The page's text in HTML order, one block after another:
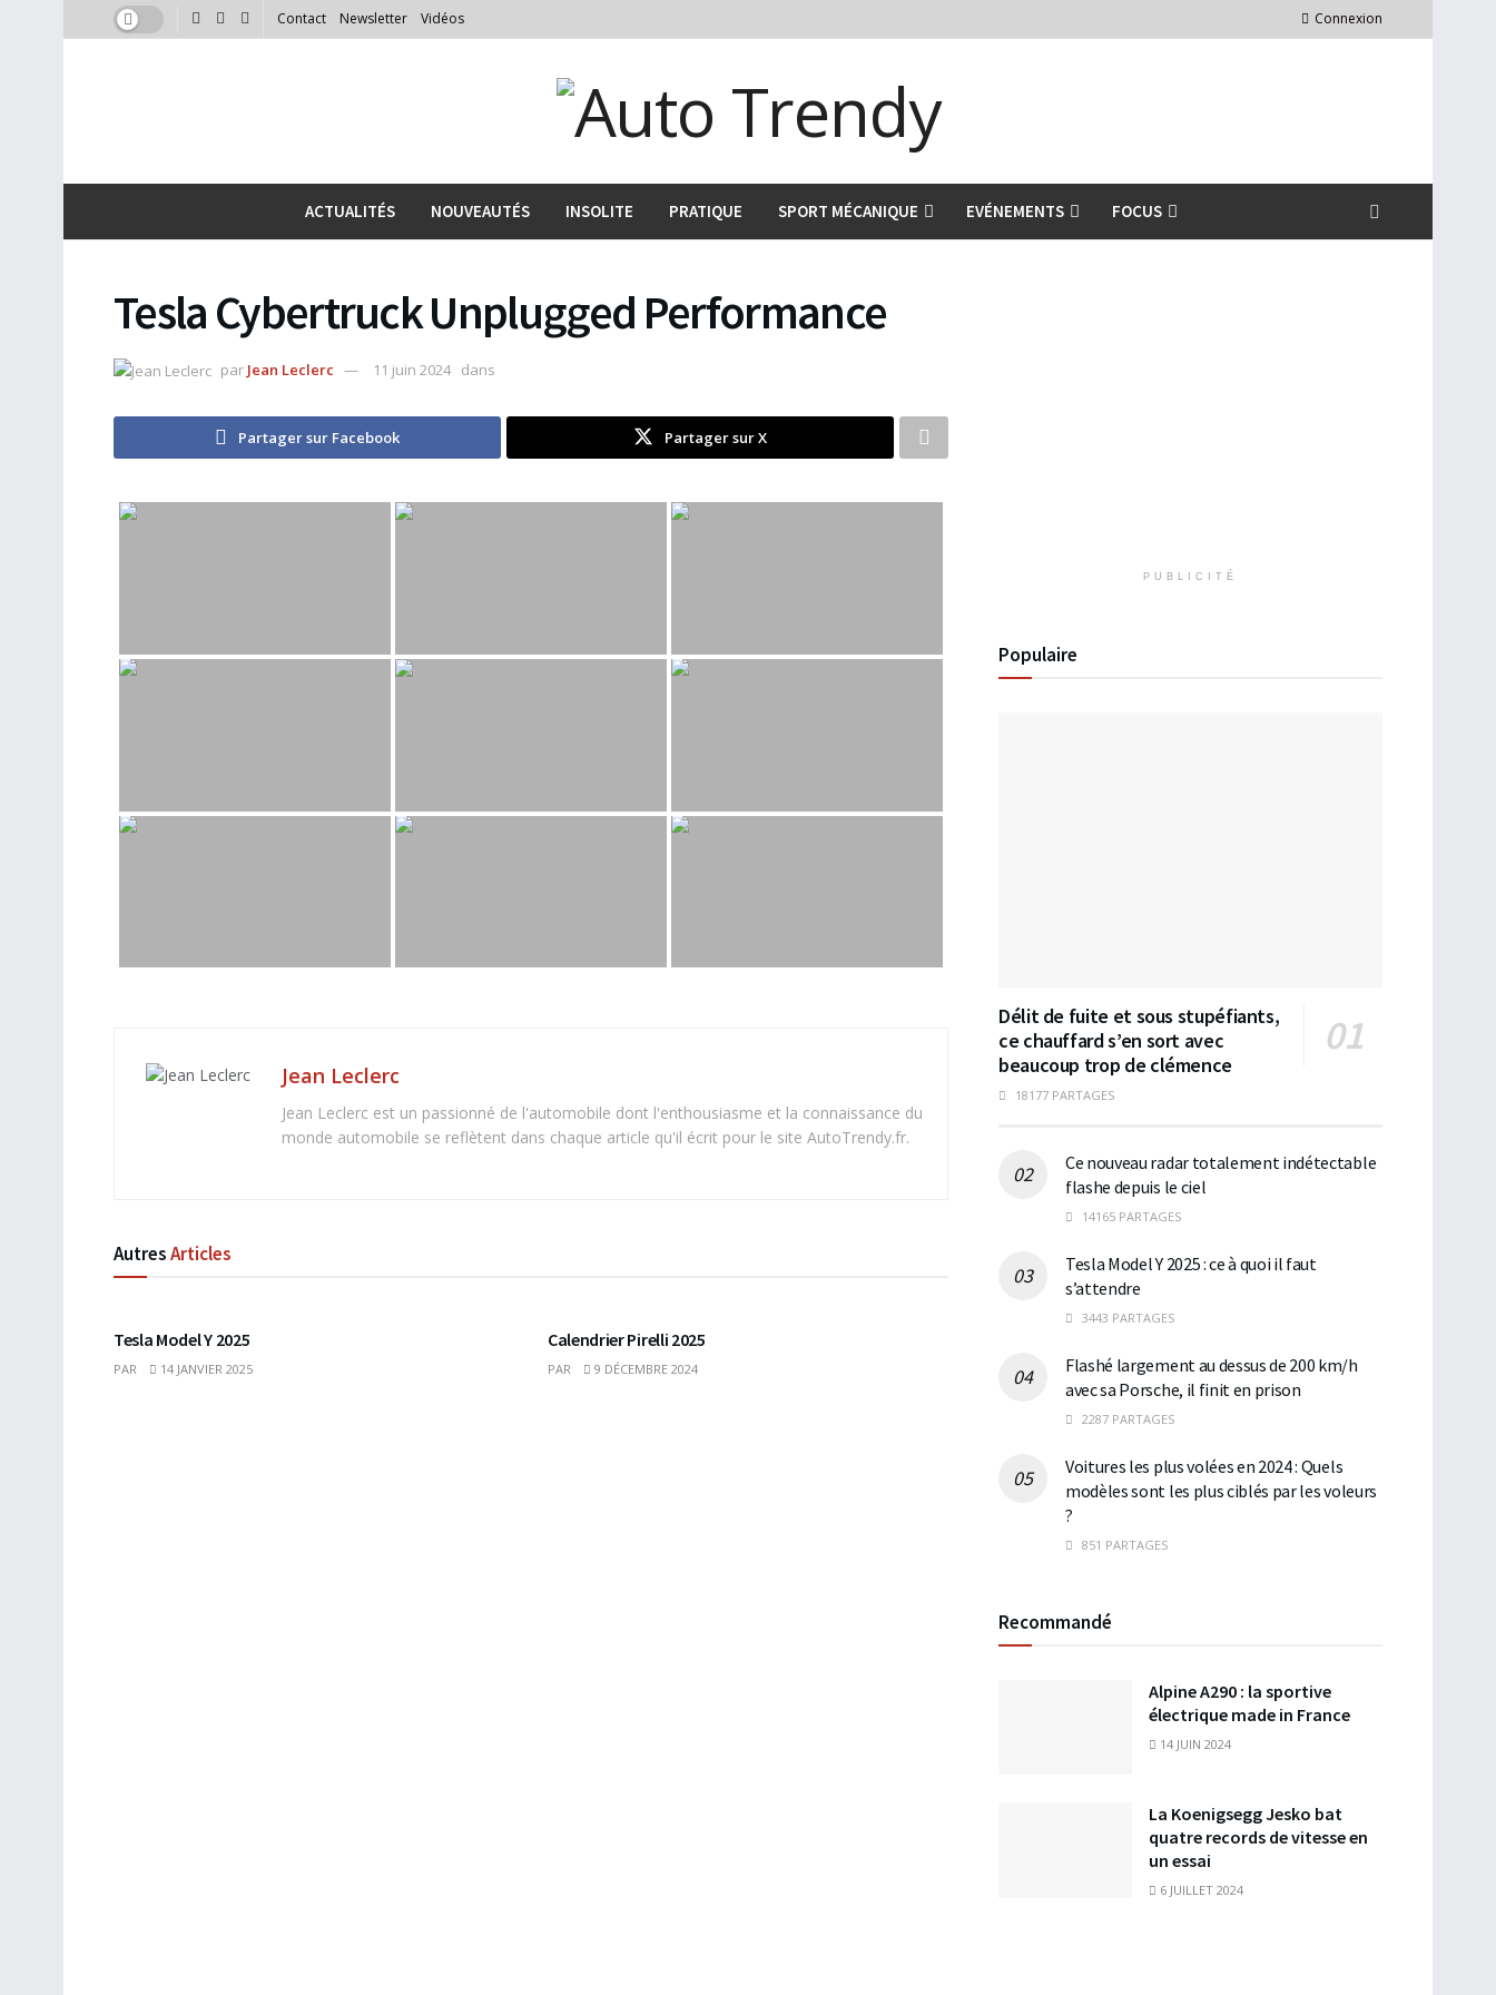
Contact Newsletter Vidéos Connexion
ACTUALITÉS NOUVEAUTÉS INSOLITE PRATIQUE SPORT MÉCANIQUE EVÉNEMENTS FOCUS
Tesla Cybertruck Unplugged Performance
par Jean Leclerc 11 juin 2024 dans
Partager sur Facebook Partager sur X
Jean Leclerc
Jean Leclerc est un passionné de l'automobile dont l'enthousiasme et la connaissance du
monde automobile se reflètent dans chaque article qu'il écrit pour le site AutoTrendy.fr.
AutresArticles
Tesla Model Y 2025
PAR 14 JANVIER 2025
Calendrier Pirelli 2025
PAR 9 DÉCEMBRE 2024
PUBLICITÉ
Populaire
Délit de fuite et sous stupéfiants,
ce chauffard s’en sort avec
beaucoup trop de clémence
18177 PARTAGES
Ce nouveau radar totalement indétectable
flashe depuis le ciel
14165 PARTAGES
Tesla Model Y 2025 : ce à quoi il faut
s’attendre
3443 PARTAGES
Flashé largement au dessus de 200 km/h
avec sa Porsche, il finit en prison
2287 PARTAGES
Voitures les plus volées en 2024 : Quels
modèles sont les plus ciblés par les voleurs
?
851 PARTAGES
Recommandé
Alpine A290 : la sportive
électrique made in France
14 JUIN 2024
La Koenigsegg Jesko bat
quatre records de vitesse en
un essai
6 JUILLET 2024